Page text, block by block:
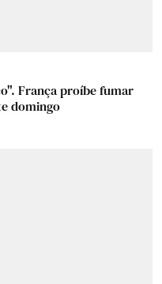
França proíbe fumar
domingo